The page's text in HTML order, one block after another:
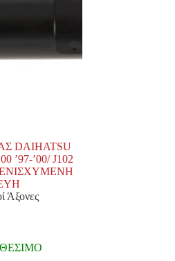
DAIHATSU
’97-’00/ J102
ΕΝΙΣΧΥΜΕΝΗ
Άξονες